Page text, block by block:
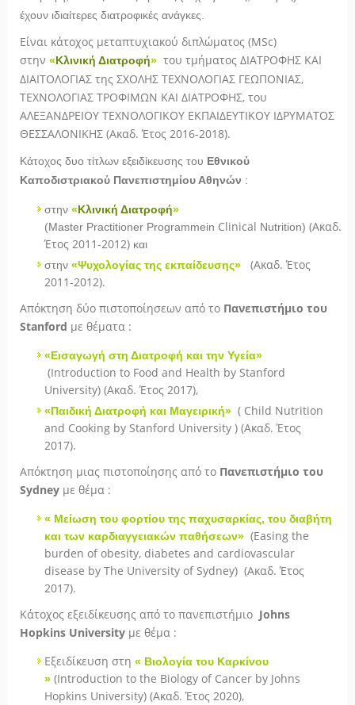
έχουν ιδιαίτερες διατροφικές ανάγκες.
Είναι κάτοχος μεταπτυχιακού διπλώματος (MSc)
στην «Κλινική Διατροφή» του τμήματος ΔΙΑΤΡΟΦΗΣ ΚΑΙ
ΔΙΑΙΤΟΛΟΓΙΑΣ της ΣΧΟΛΗΣ ΤΕΧΝΟΛΟΓΙΑΣ ΓΕΩΠΟΝΙΑΣ,
ΤΕΧΝΟΛΟΓΙΑΣ ΤΡΟΦΙΜΩΝ ΚΑΙ ΔΙΑΤΡΟΦΗΣ, του
ΑΛΕΞΑΝΔΡΕΙΟΥ ΤΕΧΝΟΛΟΓΙΚΟΥ ΕΚΠΑΙΔΕΥΤΙΚΟΥ ΙΔΡΥΜΑΤΟΣ
ΘΕΣΣΑΛΟΝΙΚΗΣ (Ακαδ. Έτος 2016-2018).
Κάτοχος δυο τίτλων εξειδίκευσης του Εθνικού
Καποδιστριακού Πανεπιστημίου Αθηνών :
στην «Κλινική Διατροφή»
(Master Practitioner Programmein Clinical Nutrition) (Ακαδ.
Έτος 2011-2012) και
στην «Ψυχολογίας της εκπαίδευσης»
(Ακαδ. Έτος
2011-2012).
Απόκτηση δύο πιστοποίησεων από το Πανεπιστήμιο του
Stanford με θέματα :
«Εισαγωγή στη Διατροφή και την Υγεία»
(Introduction to Food and Health by Stanford
University) (Ακαδ. Έτος 2017),
«Παιδική Διατροφή και Μαγειρική» ( Child Nutrition
and Cooking by Stanford University ) (Ακαδ. Έτος
2017).
Απόκτηση μιας πιστοποίησης από το Πανεπιστήμιο του
Sydney με θέμα :
« Μείωση του φορτίου της παχυσαρκίας, του διαβήτη
και των καρδιαγγειακών παθήσεων» (Easing the
burden of obesity, diabetes and cardiovascular
disease by The University of Sydney) (Ακαδ. Έτος
2017).
Κάτοχος εξειδίκευσης από το πανεπιστήμιο Johns
Hopkins University με θέμα :
Εξειδίκευση στη « Βιολογία του Καρκίνου
» (Introduction to the Biology of Cancer by Johns
Hopkins University) (Ακαδ. Έτος 2020),